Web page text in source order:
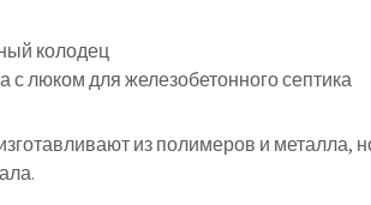
с люком для железобетонного септика
из полимеров и металла,